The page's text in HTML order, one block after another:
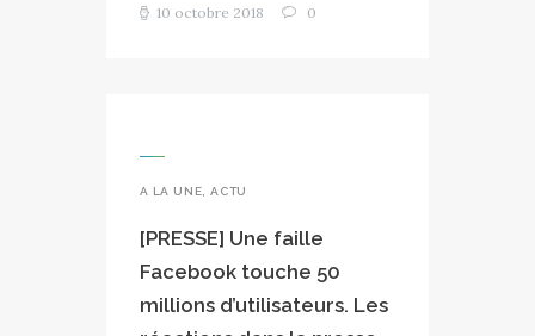
10 octobre 2018 0
A LA UNE ,ACTU
[PRESSE] Une faille
Facebook touche 50
millions d’utilisateurs. Les